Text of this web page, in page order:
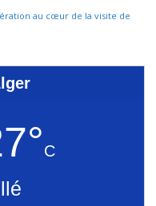
au cœur de la visite de
C